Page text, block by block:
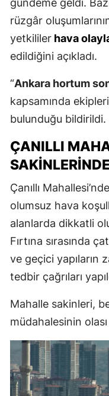
rüzgâr
yetkililer hava
edildiğini açıkladı.
“Ankara hortum
kapsamında
bulunduğu bildirildi.
ÇANILLI
Çanıllı
olumsuz hava
alanlarda dikkatli
Fırtına sırasında
ve geçici yapıların
tedbir çağrıları
Mahalle sakinleri,
müdahalesinin